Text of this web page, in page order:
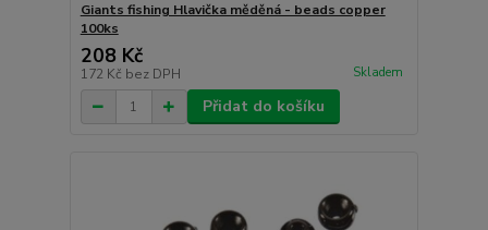
Giants fishing Hlavička měděná - beads copper
100ks
208 Kč
172 Kč bez DPH Skladem
Přidat do košíku